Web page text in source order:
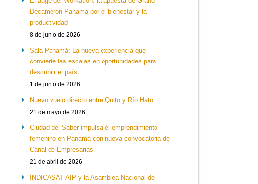
Decameron Panama por el bienestar y la
productividad
8 de junio de 2026
Sala Panamá: La nueva experiencia que
convierte las escalas en oportunidades para
descubrir el país.
1 de junio de 2026
Nuevo vuelo directo entre Quito y Río Hato
21 de mayo de 2026
Ciudad del Saber impulsa el emprendimiento
femenino en Panamá con nueva convocatoria de
Canal de Empresarias
21 de abril de 2026
INDICASAT-AIP y la Asamblea Nacional de